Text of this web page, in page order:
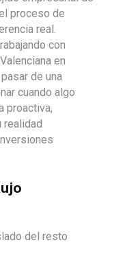
proceso de
real.
con
en
de una
cuando algo
proactiva,
realidad
del resto